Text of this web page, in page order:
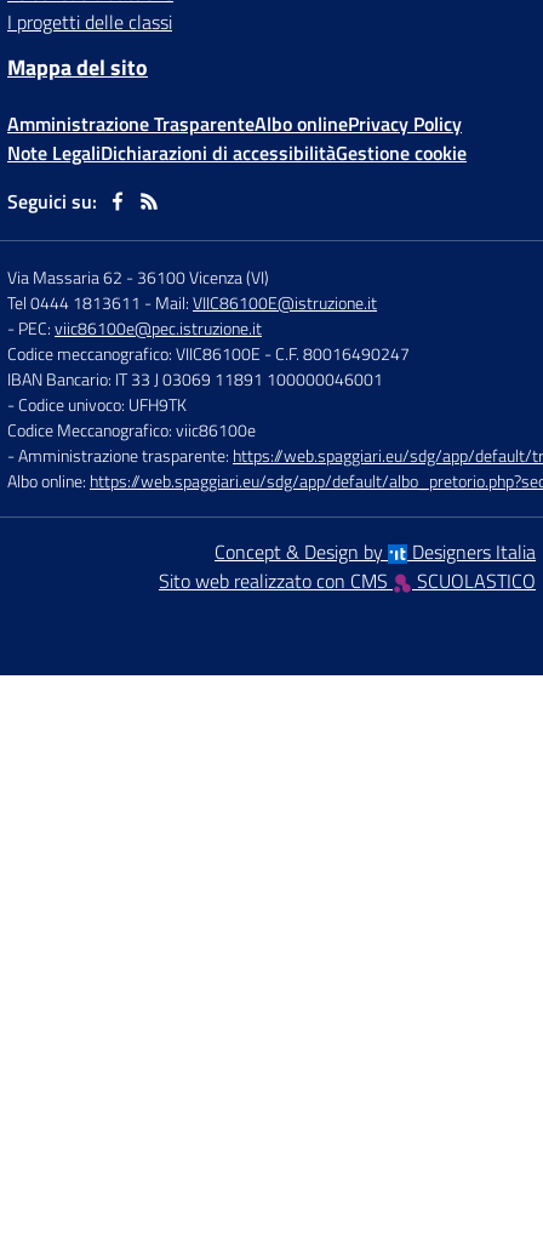
I progetti delle classi
Mappa del sito
Amministrazione TrasparenteAlbo onlinePrivacy Policy
Note LegaliDichiarazioni di accessibilitàGestione cookie
Seguici su:
Via Massaria 62 -36100 Vicenza (VI)
Tel 0444 1813611 - Mail:VIIC86100E@istruzione.it
- PEC:viic86100e@pec.istruzione.it
Codice meccanografico: VIIC86100E - C.F. 80016490247
IBAN Bancario: IT 33 J 03069 11891 100000046001
- Codice univoco: UFH9TK
Codice Meccanografico: viic86100e
- Amministrazione trasparente: https://web.spaggiari.eu/sdg/app/default/
Albo online: https://web.spaggiari.eu/sdg/app/default/
Concept & Design by
Designers Italia
Sito web realizzato con CMS
SCUOLASTICO